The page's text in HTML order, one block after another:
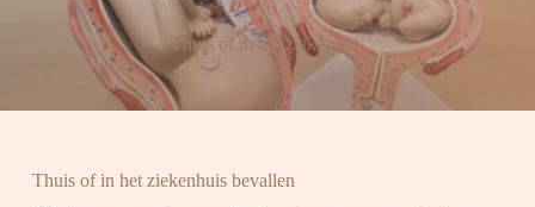
Thuis of in het ziekenhuis
Thuis of in het ziekenhuis bevallen